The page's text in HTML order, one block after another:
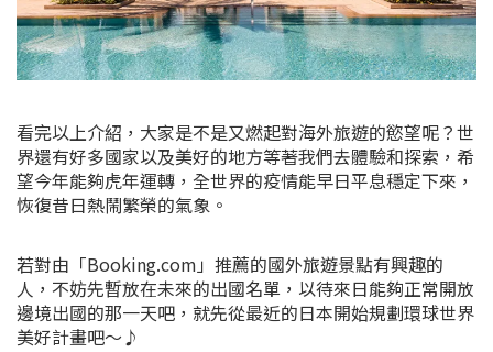
看完以上介紹，大家是不是又燃起對海外旅遊的慾望呢？世
界還有好多國家以及美好的地方等著我們去體驗和探索，希
望今年能夠虎年運轉，全世界的疫情能早日平息穩定下來，
恢復昔日熱鬧繁榮的氣象。
若對由「Booking.com」推薦的國外旅遊景點有興趣的
人，不妨先暫放在未來的出國名單，以待來日能夠正常開放
邊境出國的那一天吧，就先從最近的日本開始規劃環球世界
美好計畫吧～♪